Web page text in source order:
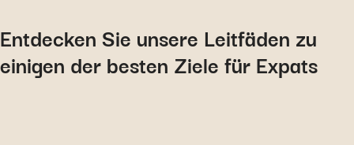
Entdecken Sie unsere Leitfäden zu
einigen der besten Ziele für Expats